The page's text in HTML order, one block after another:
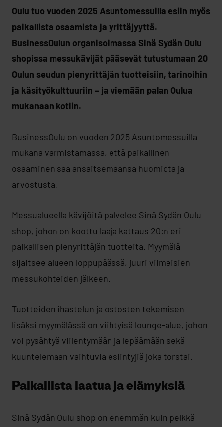
Oulu tuo vuoden 2025 Asuntomessuilla esiin myös
paikallista osaamista ja yrittäjyyttä.
BusinessOulun organisoimassa Sinä Sydän Oulu
shopissa messukävijät pääsevät tutustumaan 20
Oulun seudun pienyrittäjän tuotteisiin, tarinoihin
ja käsityökulttuuriin – ja viemään palan Oulua
mukanaan kotiin.
BusinessOulu on vuoden 2025 Asuntomessuilla
mukana varmistamassa, että paikallinen
osaaminen saa ansaitsemaansa huomiota ja
arvostusta.
Messualueella kävijöitä palvelee Sinä Sydän Oulu
shop, johon on koottu laaja kattaus 20:n eri
paikallisen pienyrittäjän tuotteita. Myymälä
sijaitsee alueen loppupäässä, juuri viimeisien
messukohteiden jälkeen.
Tuotteiden ihastelun ja ostosten tekemisen
lisäksi myymälässä on viihtyisä lounge-alue, johon
voi pysähtyä viilentymään ja lepäämään sekä
kuuntelemaan vaihtuvia esiintyjiä joka torstai.
Paikallista laatua ja elämyksiä
Sinä Sydän Oulu shop on enemmän kuin pelkkä